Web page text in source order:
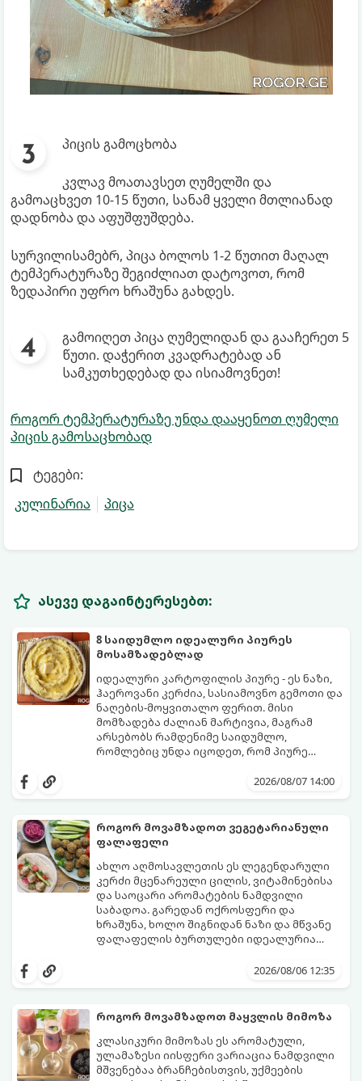
პიცის გამოცხობა
კვლავ მოათავსეთ ღუმელში და
გამოაცხვეთ 10-15 წუთი, სანამ ყველი მთლიანად
დადნობა და აფუშფუშდება.
სურვილისამებრ, პიცა ბოლოს 1-2 წუთით მაღალ
ტემპერატურაზე შეგიძლიათ დატოვოთ, რომ
ზედაპირი უფრო ხრაშუნა გახდეს.
გამოიღეთ პიცა ღუმელიდან და გააჩერეთ 5
წუთი. დაჭერით კვადრატებად ან
სამკუთხედებად და ისიამოვნეთ!
როგორ ტემპერატურაზე უნდა დააყენოთ ღუმელი
პიცის გამოსაცხობად
ტეგები:
კულინარია
პიცა
ასევე დაგაინტერესებთ:
8 საიდუმლო იდეალური პიურეს
მოსამზადებლად
იდეალური კარტოფილის პიურე - ეს ნაზი,
ჰაეროვანი კერძია, სასიამოვნო გემოთი და
ნაღების-მოყვითალო ფერით. მისი
მომზადება ძალიან მარტივია, მაგრამ
არსებობს რამდენიმე საიდუმლო,
რომლებიც უნდა იცოდეთ, რომ პიურე
2026/08/07 14:00
როგორ მოვამზადოთ ვეგეტარიანული
ფალაფელი
ახლო აღმოსავლეთის ეს ლეგენდარული
კერძი მცენარეული ცილის, ვიტამინებისა
და საოცარი არომატების ნამდვილი
საბადოა. გარედან ოქროსფერი და
ხრაშუნა, ხოლო შიგნიდან ნაზი და მწვანე
ფალაფელის ბურთულები იდეალურია
სალათებთან ერთად ან ტახინის (სესამის)
მდგომარეობს, რომ გამოიყენება
შეწვისას ფორმა იდეალურად შეინარჩუნოს
და არ დაიშალოს.
მომზადების დრო: 20 წუთი (დამატებით
მუხუდოს ჩალბობის დრო: 12-24 საათი)
შეწვის დრო: 10–15 წუთი ულუფა: 20–24 ცალი
2026/08/06 12:35
როგორ მოვამზადოთ მაყვლის მიმოზა
კლასიკური მიმოზას ეს არომატული,
ულამაზესი იისფერი ვარიაცია ნამდვილი
მშვენებაა ბრანჩებისთვის, უქმეების